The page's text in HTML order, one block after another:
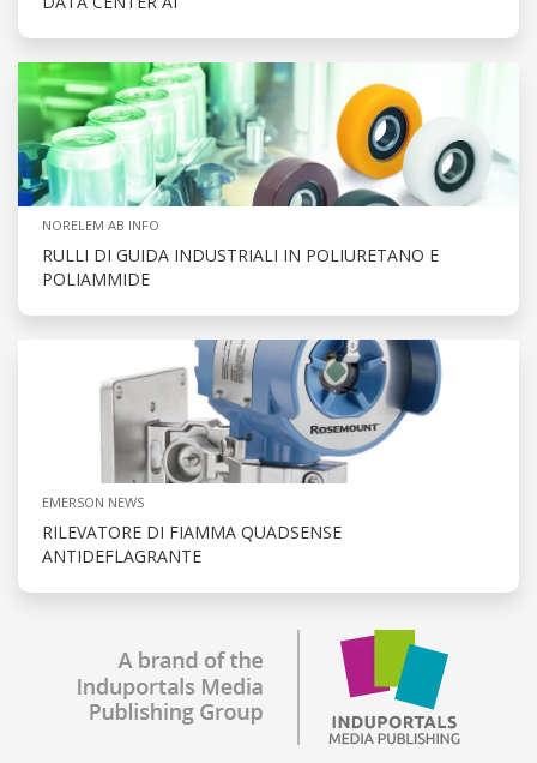
NORELEM AB INFO
RULLI DI GUIDA INDUSTRIALI IN POLIURETANO E
POLIAMMIDE
EMERSON NEWS
RILEVATORE DI FIAMMA QUADSENSE
ANTIDEFLAGRANTE